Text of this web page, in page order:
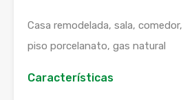
Casa remodelada, sala,
piso porcelanato, gas natural
Características